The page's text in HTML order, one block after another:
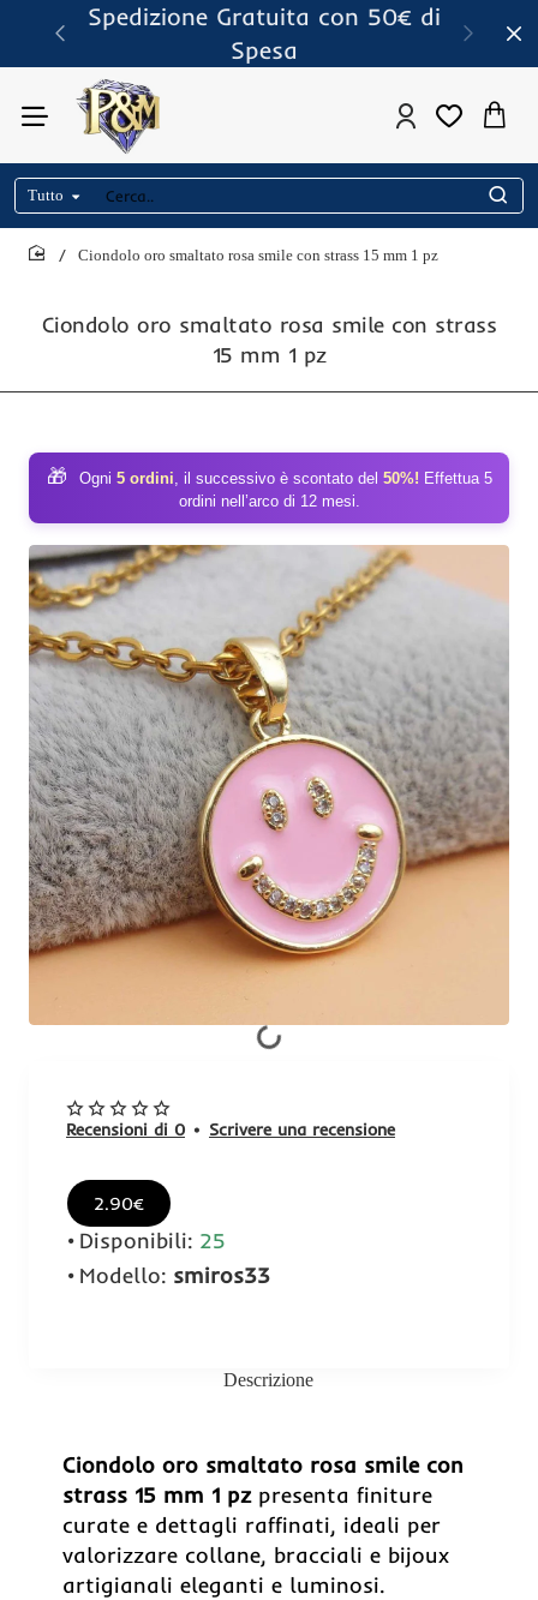
Spedizione Gratuita con 50€ di
Spesa
Tutto
Cerca..
Ciondolo oro smaltato rosa smile con strass
15 mm 1 pz
Ciondolo oro smaltato rosa smile con strass 15 mm 1 pz
🎁 Ogni 5 ordini, il successivo è scontato del 50%! Effettua 5
ordini nell’arco di 12 mesi.
Recensioni di 0 • Scrivere una recensione
2.90€
Disponibili: 25
Modello: smiros33
Descrizione
Ciondolo oro smaltato rosa smile con
strass 15 mm 1 pzpresenta finiture
curate e dettagli raffinati, ideali per
valorizzare collane, bracciali e bijoux
artigianali eleganti e luminosi.